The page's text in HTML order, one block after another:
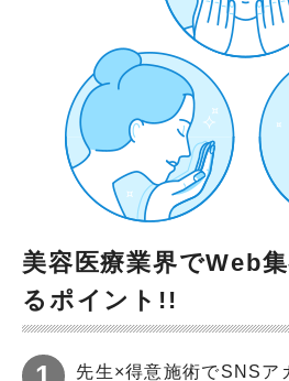
美容医療業界でWeb
るポイント!!
先生×得意施術でSNSア